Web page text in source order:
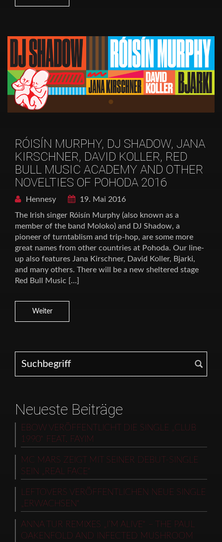
RÓISÍN MURPHY, DJ SHADOW, JANA
KIRSCHNER, DAVID KOLLER, RED
BULL MUSIC ACADEMY AND OTHER
NOVELTIES OF POHODA 2016
Hennesy
19. Mai 2016
The Irish singer Róisín Murphy (also known as a
member of the band Moloko) and DJ Shadow, a
pioneer of turntablism and trip-hop, are some more
great names from other countries at Pohoda. Our line-
up also features Jana Kirschner, David Koller, Bjarki,
and many others. There will be a new sheltered stage
Red Bull Music […]
Weiter
Search for:
Neueste Beiträge
EBOW VERÖFFENTLICHT DIE SINGLE „CLUB
1990“ FEAT. FAYIM
MC MARS ZEIGT MIT SEINER DEBUT-SINGLE
SEIN „REAL FACE“
LEFTOVERS VERÖFFENTLICHEN NEUE SINGLE
„ERWACHSEN“
ANNA TUR REMIXES „I’M ALIVE“ – THE PAUL
OAKENFOLD AND INFECTED MUSHROOM